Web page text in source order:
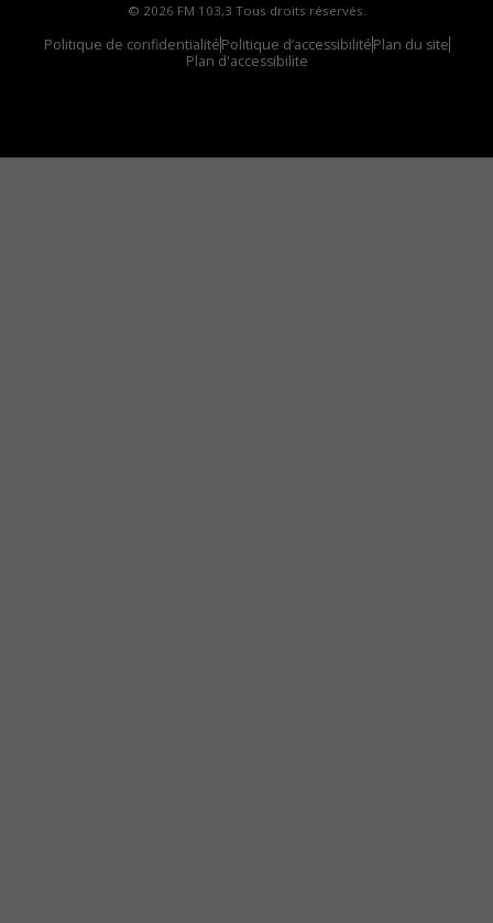
© 2026 FM 103,3 Tous droits réservés.
Politique de confidentialitéPolitique d’accessibilitéPlan du site
Plan d'accessibilite